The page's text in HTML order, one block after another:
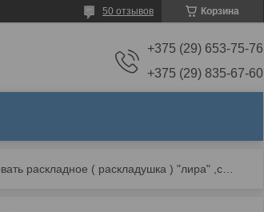
Корзина
50 отзывов
+375 (29) 653-75-76
+375 (29) 835-67-60